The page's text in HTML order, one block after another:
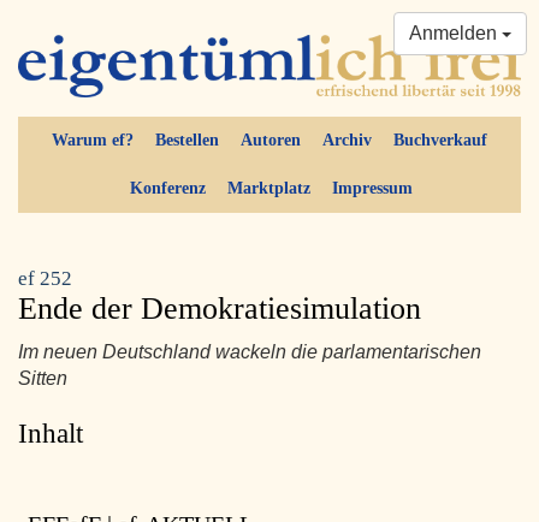
Warum ef? Bestellen Autoren Archiv Buchverkauf
Konferenz Marktplatz Impressum
Anmelden
ef 252
Ende der Demokratiesimulation
Im neuen Deutschland wackeln die parlamentarischen
Sitten
Inhalt